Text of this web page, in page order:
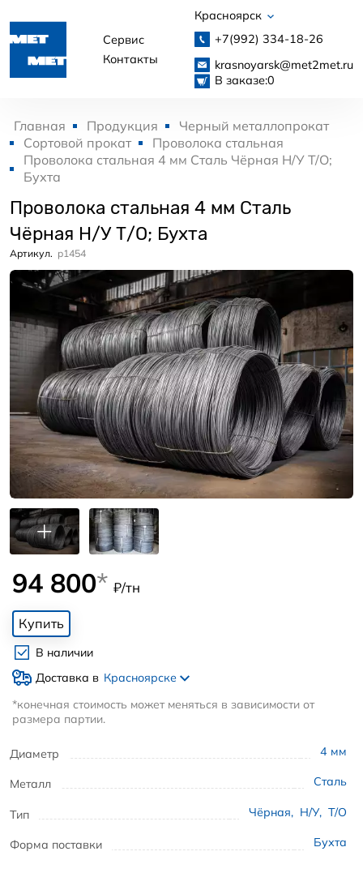
Сервис
Контакты
Красноярск
+7(992) 334-18-26
krasnoyarsk@met2met.ru
В заказе:0
Главная Продукция
Черный металлопрокат
Сортовой прокат
Проволока стальная
Проволока стальная 4 мм Сталь Чёрная Н/У Т/О;
Бухта
Проволока стальная 4 мм Сталь
Чёрная Н/У Т/О; Бухта
Артикул. p1454
Диаметр 4 мм
Металл Сталь
Тип Чёрная, Н/У, Т/О
Форма поставки Бухта
94 800* ₽/тн
Купить
В наличии
Доставка в Красноярске
*конечная стоимость может меняться в зависимости от
размера партии.